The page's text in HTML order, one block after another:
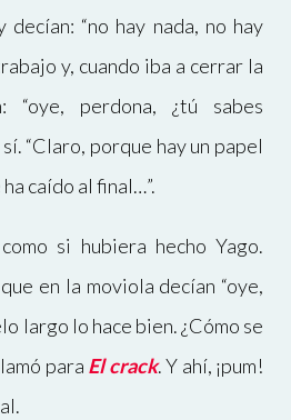
“no hay nada, no hay
y, cuando iba a cerrar la
“oye, perdona, ¿tú sabes
“Claro, porque hay un papel
caído al final…”.
si hubiera hecho Yago.
en la moviola decían “oye,
largo lo hace bien. ¿Cómo se
para El crack. Y ahí, ¡pum!